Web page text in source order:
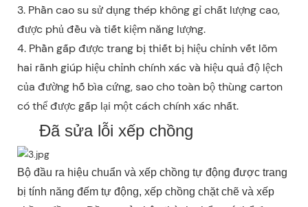
3. Phần cao su sử dụng thép không gỉ chất lượng cao,
được phủ đều và tiết kiệm năng lượng.
4. Phần gấp được trang bị thiết bị hiệu chỉnh vết lõm
hai rãnh giúp hiệu chỉnh chính xác và hiệu quả độ lệch
của đường hố bìa cứng, sao cho toàn bộ thùng carton
có thể được gấp lại một cách chính xác nhất.
Đã sửa lỗi xếp chồng
Bộ đầu ra hiệu chuẩn và xếp chồng tự động được trang
bị tính năng đếm tự động, xếp chồng chặt chẽ và xếp